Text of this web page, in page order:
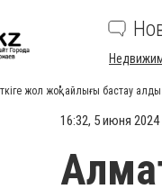
жол жоқ" айлығы бастау алды
16:32, 5 июня 2024